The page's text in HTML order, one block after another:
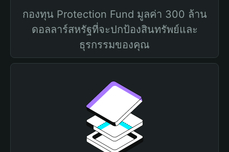
กองทุน Protection Fund มูลค่า 300 ล้าน
ดอลลาร์สหรัฐที่จะปกป้องสินทรัพย์และ
ธุรกรรมของคุณ